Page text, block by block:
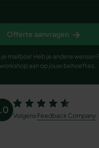
Offerte aanvragen
je mailbox! Heb je andere
aan op jouw behoeftes.
VolgensFeedback Company